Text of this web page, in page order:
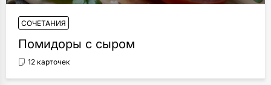
СОЧЕТАНИЯ
Помидоры с сыром
12 карточек